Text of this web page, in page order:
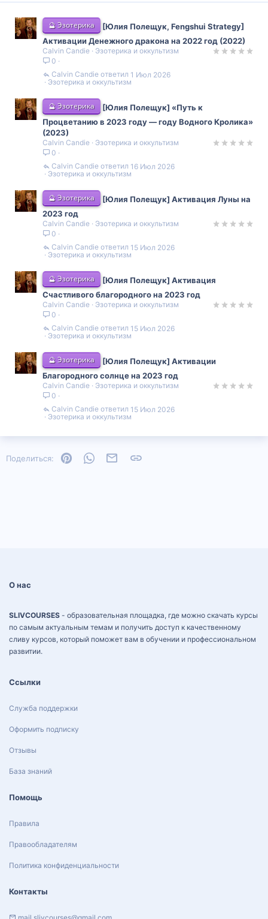
🔮 Эзотерика
[Юлия Полещук, Fengshui Strategy]
Активации Денежного дракона на 2022 год (2022)
Calvin Candie
Эзотерика и оккультизм
0
Эзотерика и оккультизм
1 Июл 2026
Calvin Candie
🔮 Эзотерика
[Юлия Полещук] «Путь к
Процветанию в 2023 году — году Водного Кролика»
(2023)
Calvin Candie
Эзотерика и оккультизм
0
Эзотерика и оккультизм
16 Июл 2026
Calvin Candie
🔮 Эзотерика
[Юлия Полещук] Активация Луны на
2023 год
Calvin Candie
Эзотерика и оккультизм
0
Эзотерика и оккультизм
15 Июл 2026
Calvin Candie
🔮 Эзотерика
[Юлия Полещук] Активация
Счастливого благородного на 2023 год
Calvin Candie
Эзотерика и оккультизм
0
Эзотерика и оккультизм
15 Июл 2026
Calvin Candie
🔮 Эзотерика
[Юлия Полещук] Активации
Благородного солнце на 2023 год
Calvin Candie
Эзотерика и оккультизм
0
Эзотерика и оккультизм
15 Июл 2026
Calvin Candie
Поделиться: PinterestWhatsAppЭлектронная почта
О нас
SLIVCOURSES - образовательная площадка, где можно скачать курсы
по самым актуальным темам и получить доступ к качественному
сливу курсов, который поможет вам в обучении и профессиональном
развитии.
Ссылки
Служба поддержки
Оформить подписку
Отзывы
База знаний
Помощь
Правила
Правообладателям
Политика конфиденциальности
Контакты
mail.slivcourses@gmail.com